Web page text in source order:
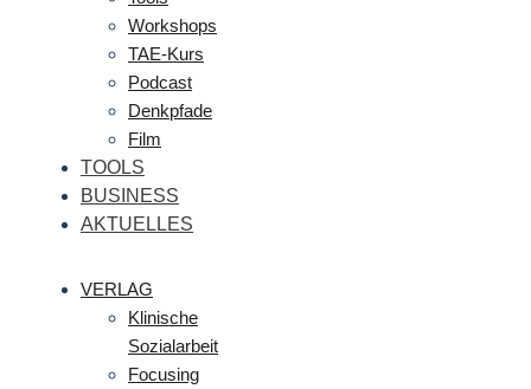
Workshops
TAE-Kurs
Podcast
Denkpfade
Film
TOOLS
BUSINESS
AKTUELLES
VERLAG
Klinische
Sozialarbeit
Focusing